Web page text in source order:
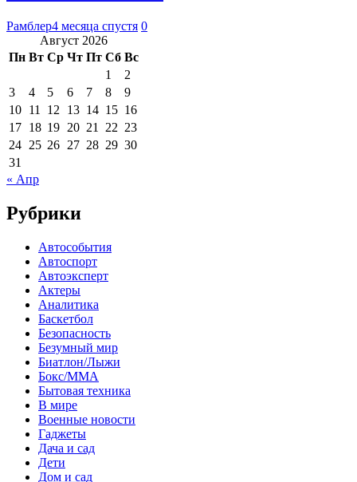
Рамблер4 месяца спустя 0
Август 2026
Пн Вт Ср Чт Пт Сб Вс
1
2
3
4 5 6 7 8
9
10 11 12 13 14 15 16
17 18 19 20 21 22 23
24 25 26 27 28 29 30
31
« Апр
Рубрики
Автособытия
Автоспорт
Автоэксперт
Актеры
Аналитика
Баскетбол
Безопасность
Безумный мир
Биатлон/Лыжи
Бокс/MMA
Бытовая техника
В мире
Военные новости
Гаджеты
Дача и сад
Дети
Дом и сад